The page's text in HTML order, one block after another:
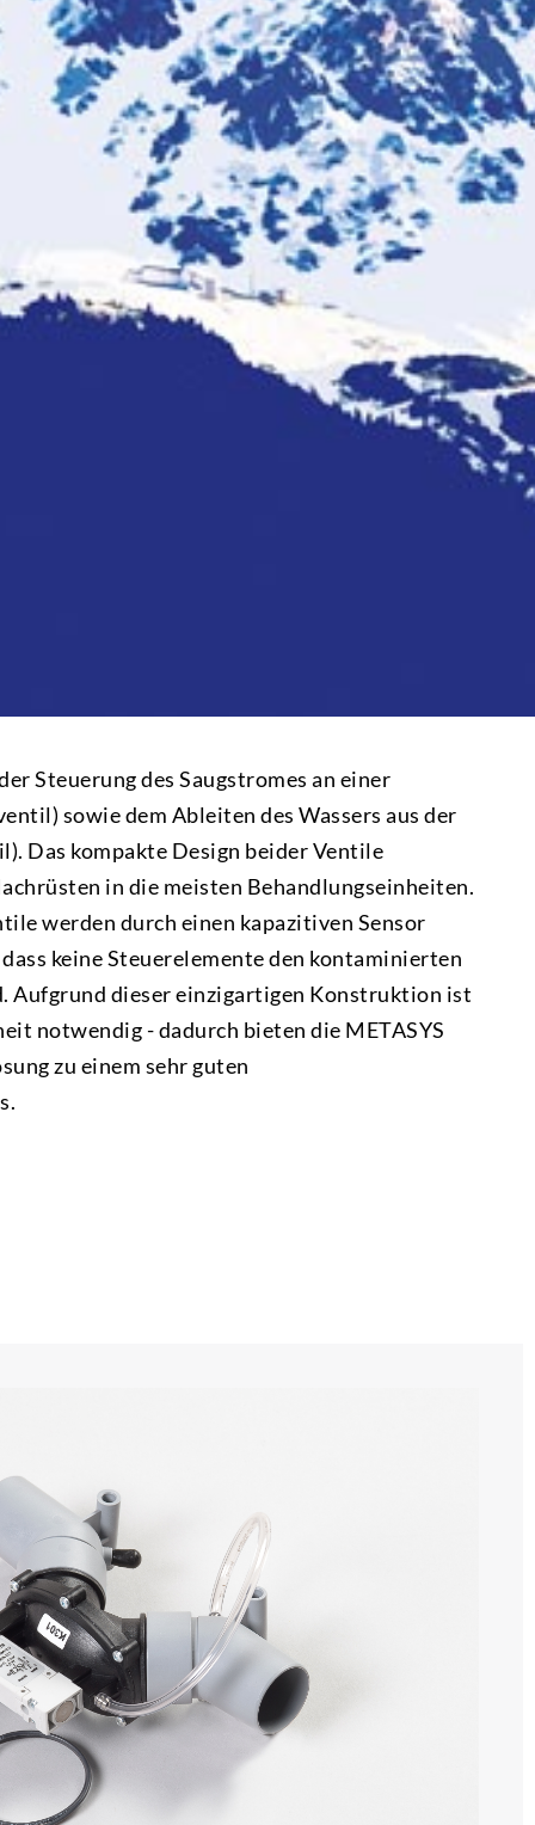
Steuerung des Saugstromes an einer
sowie dem Ableiten des Wassers aus der
Das kompakte Design beider Ventile
in die meisten Behandlungseinheiten.
werden durch einen kapazitiven Sensor
keine Steuerelemente den kontaminierten
Aufgrund dieser einzigartigen Konstruktion ist
notwendig - dadurch bieten die METASYS
zu einem sehr guten